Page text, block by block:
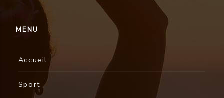
MENU
Accueil
Sport